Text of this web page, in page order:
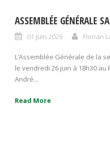
ASSEMBLÉE GÉNÉRALE
01 Juin 2026 Florian
L’Assemblée Générale de la
le vendredi 26 juin à 18h30
André...
Read More